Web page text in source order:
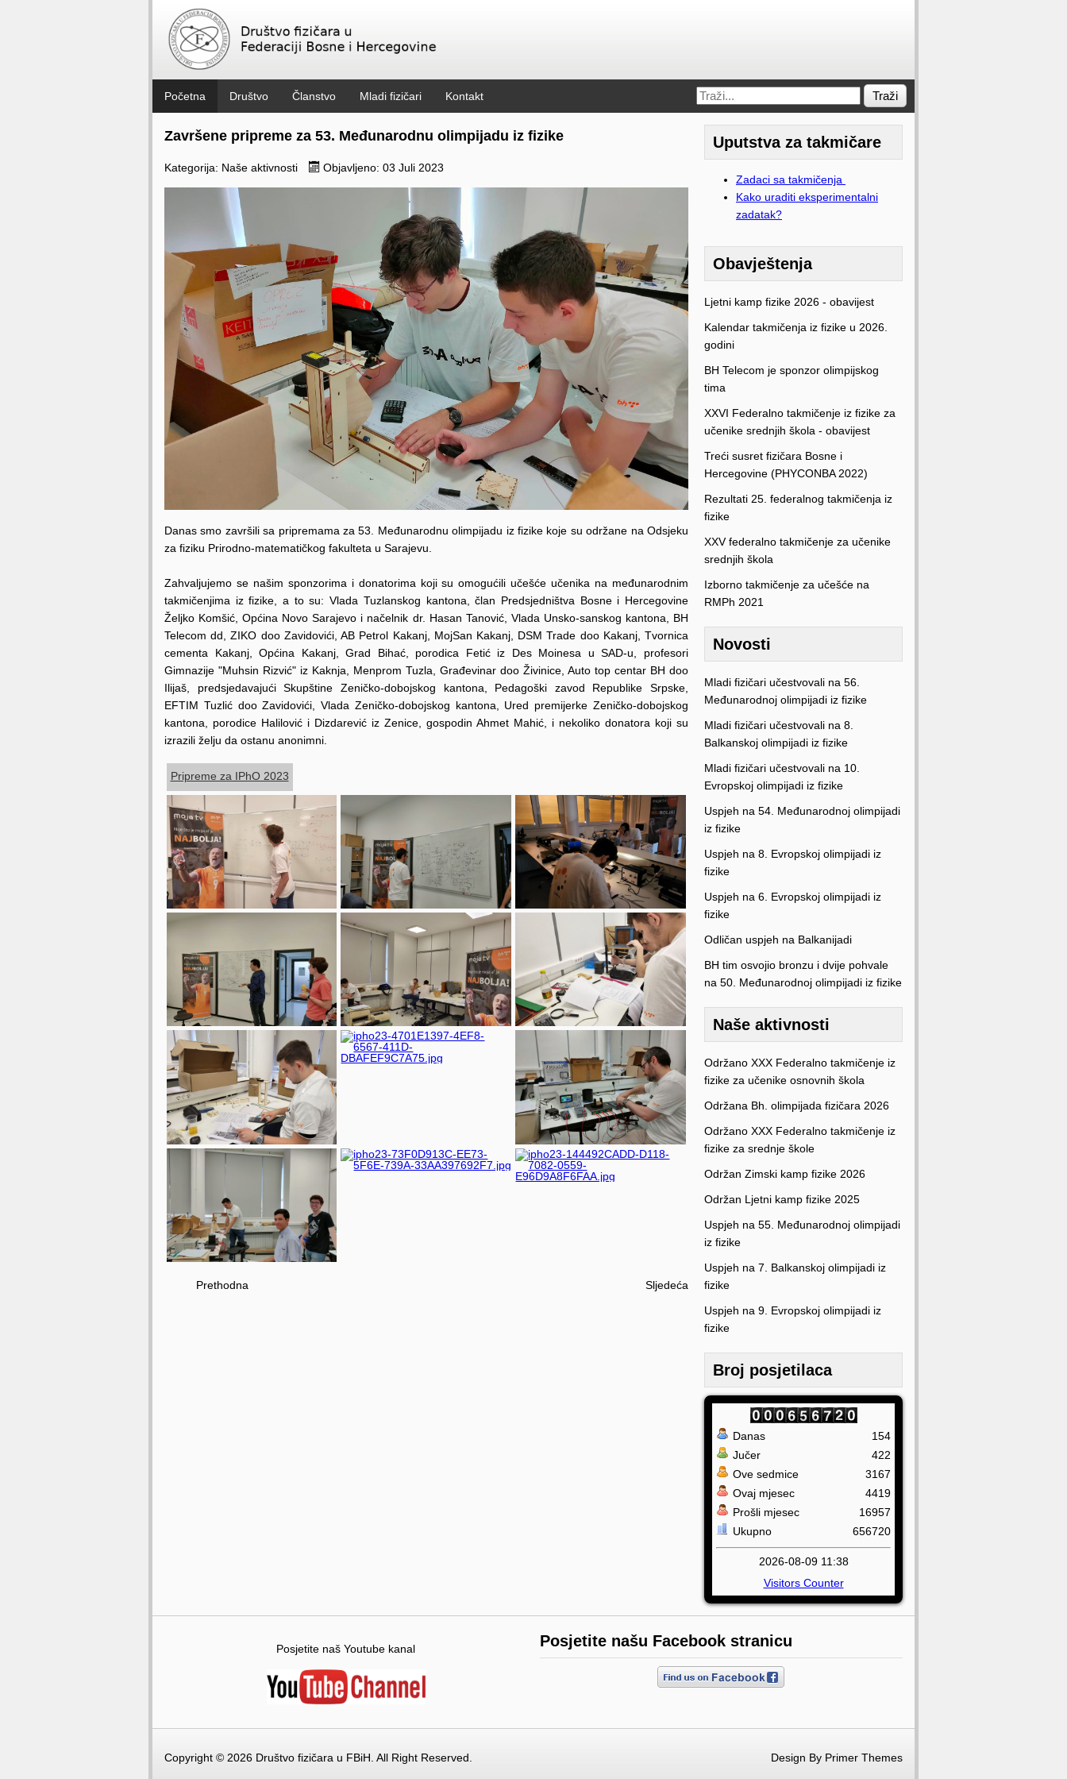
Početna Društvo Članstvo Mladi fizičari Kontakt Traži
Završene pripreme za 53. Međunarodnu olimpijadu iz fizike
Kategorija: Naše aktivnosti Objavljeno: 03 Juli 2023
Danas smo završili sa pripremama za 53. Međunarodnu olimpijadu iz fizike koje su održane na Odsjeku
za fiziku Prirodno-matematičkog fakulteta u Sarajevu.
Zahvaljujemo se našim sponzorima i donatorima koji su omogućili učešće učenika na međunarodnim
takmičenjima iz fizike, a to su: Vlada Tuzlanskog kantona, član Predsjedništva Bosne i Hercegovine
Željko Komšić, Općina Novo Sarajevo i načelnik dr. Hasan Tanović, Vlada Unsko-sanskog kantona, BH
Telecom dd, ZIKO doo Zavidovići, AB Petrol Kakanj, MojSan Kakanj, DSM Trade doo Kakanj, Tvornica
cementa Kakanj, Općina Kakanj, Grad Bihać, porodica Fetić iz Des Moinesa u SAD-u, profesori
Gimnazije "Muhsin Rizvić" iz Kaknja, Menprom Tuzla, Građevinar doo Živinice, Auto top centar BH doo
Ilijaš, predsjedavajući Skupštine Zeničko-dobojskog kantona, Pedagoški zavod Republike Srpske,
EFTIM Tuzlić doo Zavidovići, Vlada Zeničko-dobojskog kantona, Ured premijerke Zeničko-dobojskog
kantona, porodice Halilović i Dizdarević iz Zenice, gospodin Ahmet Mahić, i nekoliko donatora koji su
izrazili želju da ostanu anonimni.
Pripreme za IPhO 2023
Prethodna Sljedeća
Uputstva za takmičare
Zadaci sa takmičenja
Kako uraditi eksperimentalni
zadatak?
Obavještenja
Ljetni kamp fizike 2026 - obavijest
Kalendar takmičenja iz fizike u 2026.
godini
BH Telecom je sponzor olimpijskog
tima
XXVI Federalno takmičenje iz fizike za
učenike srednjih škola - obavijest
Treći susret fizičara Bosne i
Hercegovine (PHYCONBA 2022)
Rezultati 25. federalnog takmičenja iz
fizike
XXV federalno takmičenje za učenike
srednjih škola
Izborno takmičenje za učešće na
RMPh 2021
Novosti
Mladi fizičari učestvovali na 56.
Međunarodnoj olimpijadi iz fizike
Mladi fizičari učestvovali na 8.
Balkanskoj olimpijadi iz fizike
Mladi fizičari učestvovali na 10.
Evropskoj olimpijadi iz fizike
Uspjeh na 54. Međunarodnoj olimpijadi
iz fizike
Uspjeh na 8. Evropskoj olimpijadi iz
fizike
Uspjeh na 6. Evropskoj olimpijadi iz
fizike
Odličan uspjeh na Balkanijadi
BH tim osvojio bronzu i dvije pohvale
na 50. Međunarodnoj olimpijadi iz fizike
Naše aktivnosti
Održano XXX Federalno takmičenje iz
fizike za učenike osnovnih škola
Održana Bh. olimpijada fizičara 2026
Održano XXX Federalno takmičenje iz
fizike za srednje škole
Održan Zimski kamp fizike 2026
Održan Ljetni kamp fizike 2025
Uspjeh na 55. Međunarodnoj olimpijadi
iz fizike
Uspjeh na 7. Balkanskoj olimpijadi iz
fizike
Uspjeh na 9. Evropskoj olimpijadi iz
fizike
Broj posjetilaca
Danas
Jučer
Ove sedmice
Ovaj mjesec
Prošli mjesec
Ukupno
154
422
3167
4419
16957
656720
2026-08-09 11:38
Visitors Counter
Posjetite naš Youtube kanal Posjetite našu Facebook stranicu
Copyright © 2026 Društvo fizičara u FBiH. All Right Reserved. Design By Primer Themes